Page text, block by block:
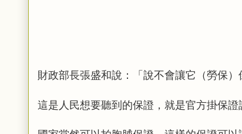
財政部長張盛和說：「說不會讓它（勞保）
這是人民想要聽到的保證，就是官方掛保證